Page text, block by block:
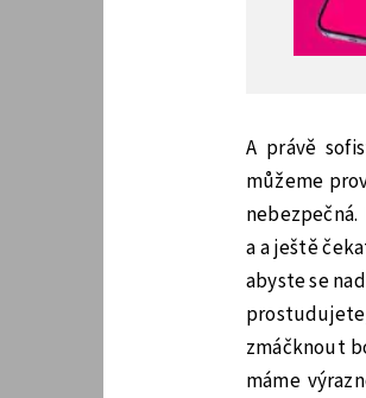
A právě
můžeme
a a ještě
abyste se
zmáčknout
máme